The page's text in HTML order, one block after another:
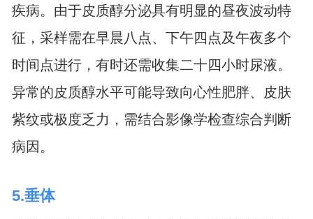
疾病。由于皮质醇分泌具有明显的昼夜波动特
征，采样需在早晨八点、下午四点及午夜多个
时间点进行，有时还需收集二十四小时尿液。
异常的皮质醇水平可能导致向心性肥胖、皮肤
紫纹或极度乏力，需结合影像学检查综合判断
病因。
5.垂体